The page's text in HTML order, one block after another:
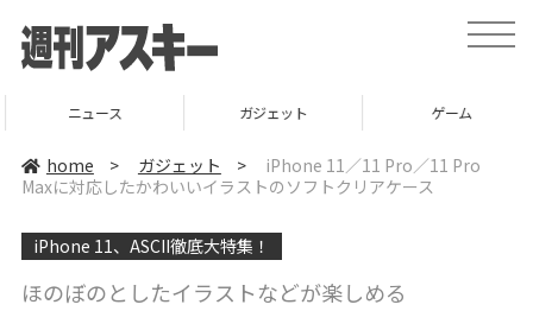
t
o
ニュース ガジェット ゲーム
home > ガジェット >
iPhone 11／11 Pro／11 Pro
Maxに対応したかわいいイラストのソフトクリアケース
iPhone 11、ASCII徹底大特集！
ほのぼのとしたイラストなどが楽しめる